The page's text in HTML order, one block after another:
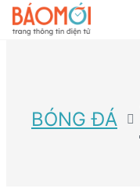
BÓNG ĐÁ